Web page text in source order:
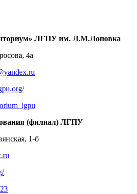
ЛГПУ им. Л.М.Лоповка
4а
(филиал) ЛГПУ
1-б